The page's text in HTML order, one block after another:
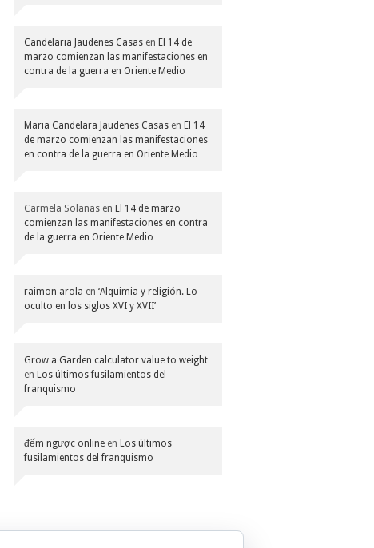
Candelaria Jaudenes Casas en El 14 de
marzo comienzan las manifestaciones en
contra de la guerra en Oriente Medio
Maria Candelara Jaudenes Casas en El 14
de marzo comienzan las manifestaciones
en contra de la guerra en Oriente Medio
Carmela Solanas en El 14 de marzo
comienzan las manifestaciones en contra
de la guerra en Oriente Medio
raimon arola en ‘Alquimia y religión. Lo
oculto en los siglos XVI y XVII’
Grow a Garden calculator value to weight
en Los últimos fusilamientos del
franquismo
đếm ngược online en Los últimos
fusilamientos del franquismo